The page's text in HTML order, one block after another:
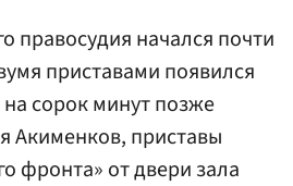
правосудия начался почти
приставами появился
на сорок минут позже
Акименков, приставы
фронта» от двери зала